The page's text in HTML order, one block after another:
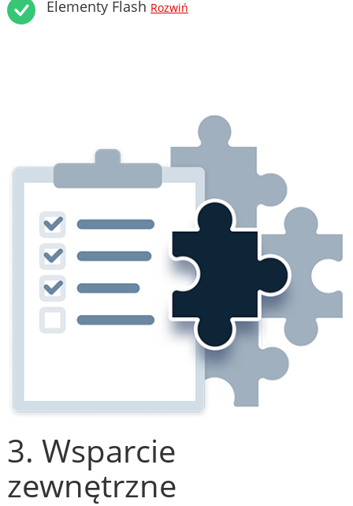
Elementy Flash Rozwiń
3. Wsparcie
zewnętrzne